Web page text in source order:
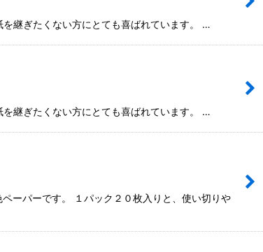
継ぎたくない方にとても喜ばれています。 …
継ぎたくない方にとても喜ばれています。 …
ーパーです。 １パック２０枚入りと、使い切りや